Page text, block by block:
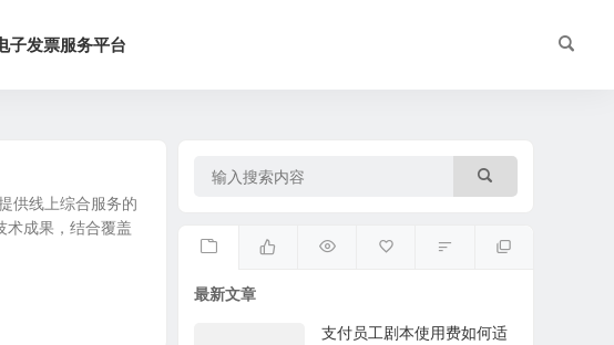
子发票服务平台
供线上综合服务的
术成果，结合覆盖
最新文章
支付员工剧本使用费如何适